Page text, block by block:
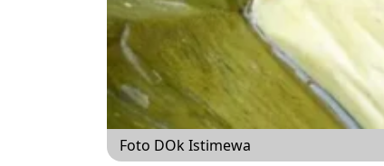
Foto DOk Istimewa